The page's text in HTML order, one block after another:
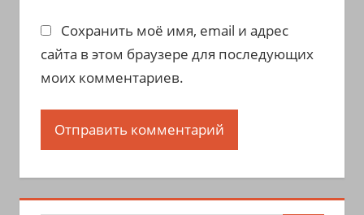
Сохранить моё имя, email и адрес
сайта в этом браузере для последующих
моих комментариев.